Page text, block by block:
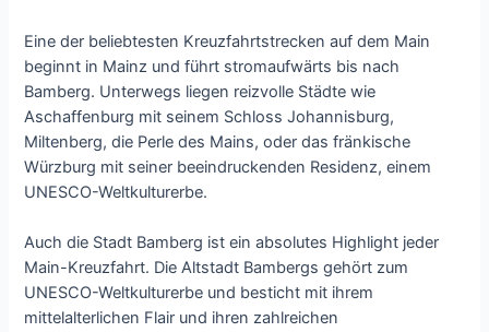
Eine der beliebtesten Kreuzfahrtstrecken auf dem Main
beginnt in Mainz und führt stromaufwärts bis nach
Bamberg. Unterwegs liegen reizvolle Städte wie
Aschaffenburg mit seinem Schloss Johannisburg,
Miltenberg, die Perle des Mains, oder das fränkische
Würzburg mit seiner beeindruckenden Residenz, einem
UNESCO-Weltkulturerbe.
Auch die Stadt Bamberg ist ein absolutes Highlight jeder
Main-Kreuzfahrt. Die Altstadt Bambergs gehört zum
UNESCO-Weltkulturerbe und besticht mit ihrem
mittelalterlichen Flair und ihren zahlreichen